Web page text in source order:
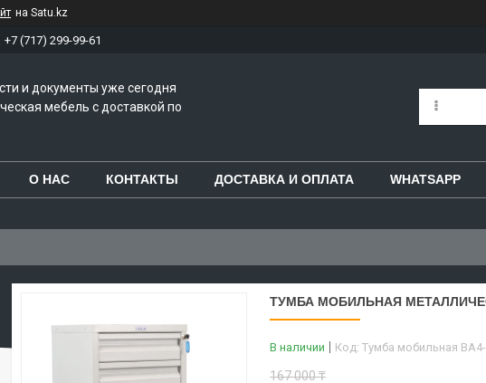
на Satu.kz
+7 (717) 299-99-61
и документы уже сегодня
мебель с доставкой по
О НАС КОНТАКТЫ ДОСТАВКА И ОПЛАТА WHATSAPP
ТУМБА МОБИЛЬНАЯ
В наличии Код: Тумба мобильная
167 000 ₸